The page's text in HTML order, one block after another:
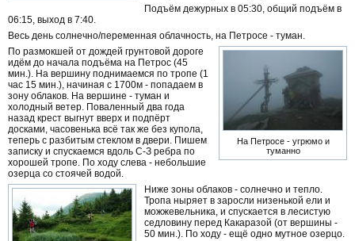
Подъём дежурных в 05:30, общий подъём в
06:15, выход в 7:40.
Весь день солнечно/переменная облачность, на Петросе - туман.
На Петросе - угрюмо и
туманно
По размокшей от дождей грунтовой дороге
идём до начала подъёма на Петрос (45
мин.). На вершину поднимаемся по тропе (1
час 15 мин.), начиная с 1700м - попадаем в
зону облаков. На вершине - туман и
холодный ветер. Поваленный два года
назад крест выгнут вверх и подпёрт
досками, часовенька всё так же без купола,
теперь с разбитым стеклом в двери. Пишем
записку и спускаемся вдоль С-З ребра по
хорошей тропе. По ходу слева - небольшие
озерца со стоячей водой.
Ниже зоны облаков - солнечно и тепло.
Тропа ныряет в заросли низенькой ели и
можжевельника, и спускается в лесистую
седловину перед Какаразой (от вершины -
50 мин.). По ходу - ещё одно мутное озерцо.